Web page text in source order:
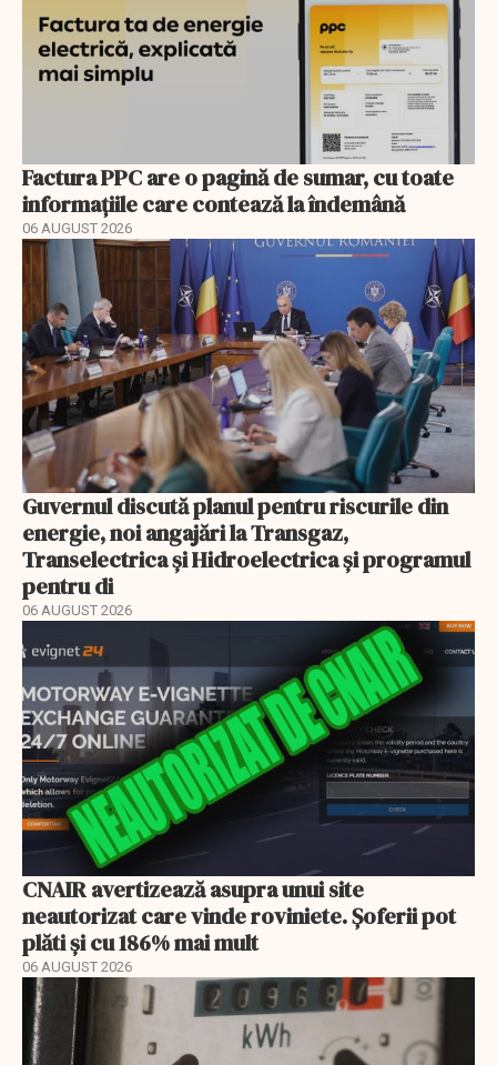
Factura PPC are o pagină de sumar, cu toate
informațiile care contează la îndemână
06 AUGUST 2026
Guvernul discută planul pentru riscurile din
energie, noi angajări la Transgaz,
Transelectrica și Hidroelectrica și programul
pentru di
06 AUGUST 2026
CNAIR avertizează asupra unui site
neautorizat care vinde roviniete. Șoferii pot
plăti și cu 186% mai mult
06 AUGUST 2026